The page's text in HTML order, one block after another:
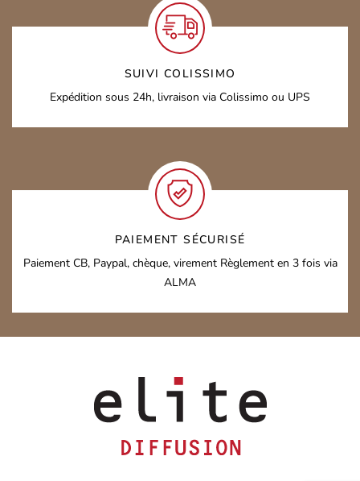
SUIVI COLISSIMO
Expédition sous 24h, livraison via Colissimo ou UPS
PAIEMENT SÉCURISÉ
Paiement CB, Paypal, chèque, virementRèglement en 3 fois via
ALMA